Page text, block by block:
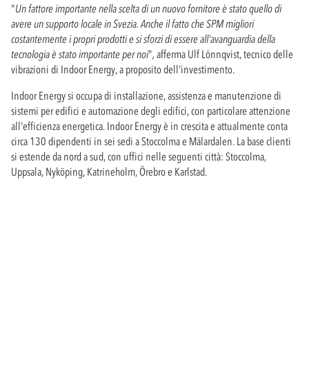
"Un fattore importante nella scelta di un nuovo fornitore è stato quello di
avere un supporto locale in Svezia. Anche il fatto che SPM migliori
costantemente i propri prodotti e si sforzi di essere all'avanguardia della
tecnologia è stato importante per noi", afferma Ulf Lönnqvist, tecnico delle
vibrazioni di Indoor Energy, a proposito dell'investimento.
Indoor Energy si occupa di installazione, assistenza e manutenzione di
sistemi per edifici e automazione degli edifici, con particolare attenzione
all'efficienza energetica. Indoor Energy è in crescita e attualmente conta
circa 130 dipendenti in sei sedi a Stoccolma e Mälardalen. La base clienti
si estende da nord a sud, con uffici nelle seguenti città: Stoccolma,
Uppsala, Nyköping, Katrineholm, Örebro e Karlstad.